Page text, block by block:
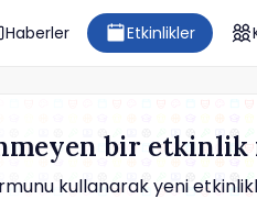
Haberler Etkinlikler
bir etkinlik
kullanarak yeni